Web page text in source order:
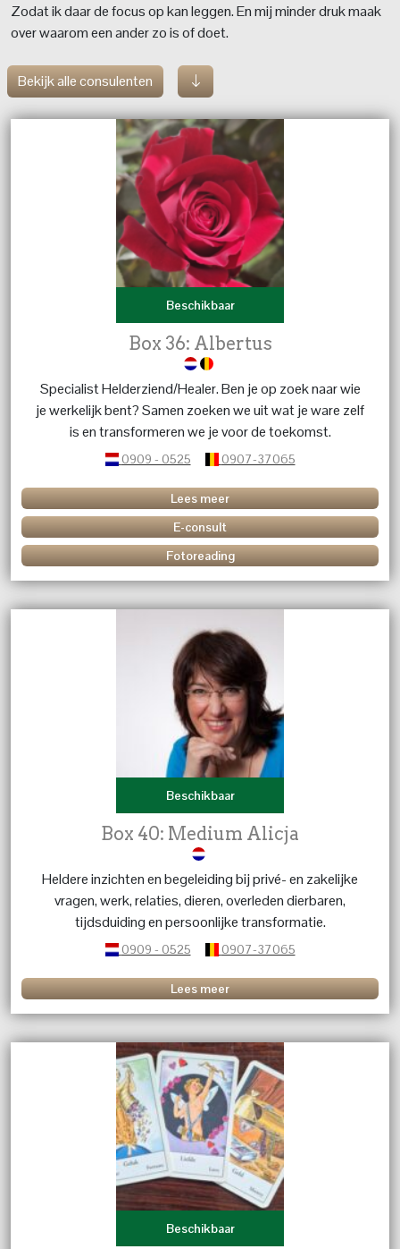
Zodat ik daar de focus op kan leggen. En mij minder druk maak
over waarom een ander zo is of doet.
Bekijk alle consulenten
Beschikbaar
Box 36: Albertus
Specialist Helderziend/Healer. Ben je op zoek naar wie
je werkelijk bent? Samen zoeken we uit wat je ware zelf
is en transformeren we je voor de toekomst.
0909 - 0525 0907-37065
Lees meer
E-consult
Fotoreading
Beschikbaar
Box 40: Medium Alicja
Heldere inzichten en begeleiding bij privé- en zakelijke
vragen, werk, relaties, dieren, overleden dierbaren,
tijdsduiding en persoonlijke transformatie.
0909 - 0525 0907-37065
Lees meer
Beschikbaar